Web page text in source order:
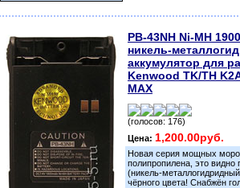
PB-43NH Ni-MH
никель-
аккумулятор для
Kenwood TK/TH
MAX
(голосов: 176)
Цена: 1,200.00руб.
Новая серия мощных
полипропилена, это
(никель-
чёрного цвета! Снабжён